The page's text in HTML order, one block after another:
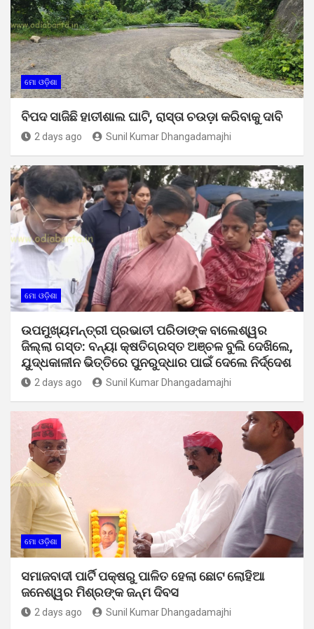
ମୋ ଓଡ଼ିଶା
ବିପଦ ସାଜିଛି ହାତୀଶାଲ ଘାଟି, ରାସ୍ତା ଚଉଡ଼ା କରିବାକୁ ଦାବି
2 days ago Sunil Kumar Dhangadamajhi
ମୋ ଓଡ଼ିଶା
ଉପମୁଖ୍ୟମନ୍ତ୍ରୀ ପ୍ରଭାତୀ ପରିଡାଙ୍କ ବାଲେଶ୍ୱର
ଜିଲ୍ଲା ଗସ୍ତ: ବନ୍ୟା କ୍ଷତିଗ୍ରସ୍ତ ଅଞ୍ଚଳ ବୁଲି ଦେଖିଲେ,
ଯୁଦ୍ଧକାଳୀନ ଭିତ୍ତିରେ ପୁନରୁଦ୍ଧାର ପାଇଁ ଦେଲେ ନିର୍ଦ୍ଦେଶ
2 days ago Sunil Kumar Dhangadamajhi
ମୋ ଓଡ଼ିଶା
ସମାଜବାଦୀ ପାର୍ଟି ପକ୍ଷରୁ ପାଳିତ ହେଲା ଛୋଟ ଲୋହିଆ
ଜନେଶ୍ୱର ମିଶ୍ରଙ୍କ ଜନ୍ମ ଦିବସ
2 days ago Sunil Kumar Dhangadamajhi